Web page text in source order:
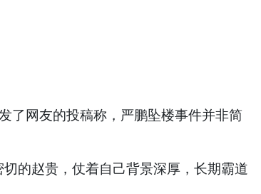
网友的投稿称，严鹏坠楼事件并非简
的赵贵，仗着自己背景深厚，长期霸道